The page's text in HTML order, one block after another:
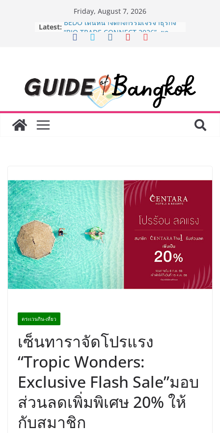
Friday, August 7, 2026
Latest: BEDO เดินหน้าจัดกิจกรรมเจรจาธุรกิจ
“BIO TRADE CONNECT 2026” ยก
สด ดอกไม้ประดิษฐ์ พวงมาลัย และสังฆ
ภัณฑ์ครบวงจร ขอเชิญเลือกซื้อมาลัย
และของขวัญต้อนรับวันแม่ เปิดให้
บริการทุกวันตลอด 24 ชั่วโมง
Guangzhou Yinghao School เผยวิสัย
“ดร.ปิยะวัฒน์” ถ่ายทอดวิสัยทัศน์ธุรกิจ
พร้อมฟรีคอนเสิร์ต “โชค รถแห่” ยกวง
AirAsia X SEE FAH พันธมิตรทางธุรกิจ
ยาวนานกว่า 20 ปี ต่อยอดเสิร์ฟความ
อร่อย ยกเมนูระดับตำนาน “ข้าวหน้าไก่
ราชวงศ์” พุ่งทะยานสู่น่านฟ้า
ตระเวนกิน-เที่ยว
เซ็นทาราจัดโปรแรง
“Tropic Wonders:
Exclusive Flash Sale”มอบ
ส่วนลดเพิ่มพิเศษ 20% ให้
กับสมาชิก